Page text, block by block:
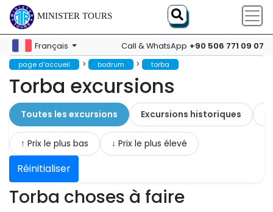
MINISTER TOURS
Français Call & WhatsApp +90 506 771 09 07
page d'accueil > bodrum > torba
Torba excursions
Toutes les excursions Excursions historiques
↑ Prix ​​le plus bas ↓ Prix ​​le plus élevé
Réinitialiser
Torba choses à faire